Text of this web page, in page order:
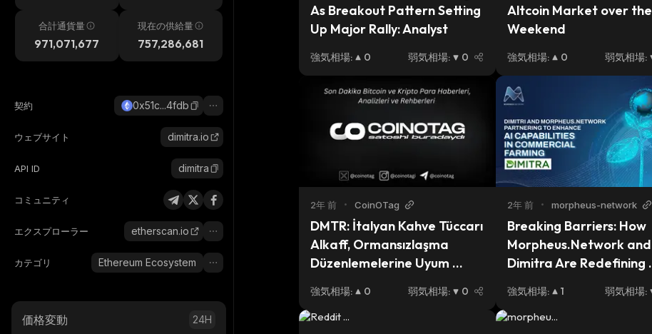
合計通貨量
971,071,677
現在の供給量
757,286,681
契約 0x51c...4fdb
ウェブサイト dimitra.io
API ID dimitra
コミュニティ
エクスプローラー etherscan.io
カテゴリ Ethereum Ecosystem
価格変動 24H
As Breakout Pattern Setting
Up Major Rally: Analyst
強気相場: 0 弱気相場: 0
Altcoin Market over the
Weekend
強気相場: 0 弱気相場:
2年 前 • CoinOTag
DMTR: İtalyan Kahve Tüccarı
Alkaff, Ormansızlaşma
Düzenlemelerine Uyum
Blockchain Platformuna
Geçti
強気相場: 0 弱気相場: 0
2年 前 • morpheus-network
Breaking Barriers: How
Morpheus.Network and
Dimitra Are Redefining
強気相場: 1 弱気相場: